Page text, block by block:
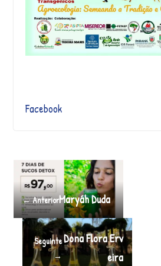
Facebook
← AnteriorMaryáh Duda
Seguinte
→
Dona Flora Erv
eira